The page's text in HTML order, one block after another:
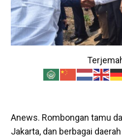
Anews. Rombongan tamu
Jakarta, dan berbagai